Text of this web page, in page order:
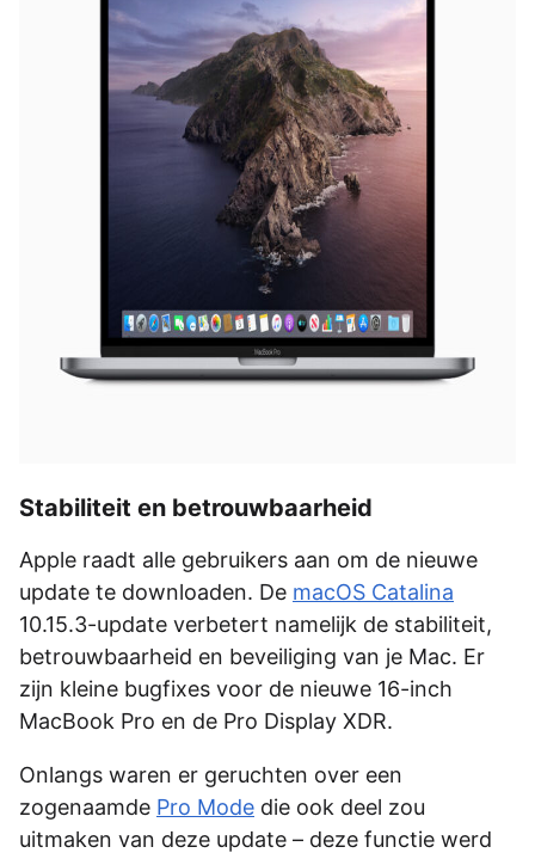
Stabiliteit en betrouwbaarheid
Apple raadt alle gebruikers aan om de nieuwe
update te downloaden. De macOS Catalina
10.15.3-update verbetert namelijk de stabiliteit,
betrouwbaarheid en beveiliging van je Mac. Er
zijn kleine bugfixes voor de nieuwe 16-inch
MacBook Pro en de Pro Display XDR.
Onlangs waren er geruchten over een
zogenaamde Pro Mode die ook deel zou
uitmaken van deze update – deze functie werd